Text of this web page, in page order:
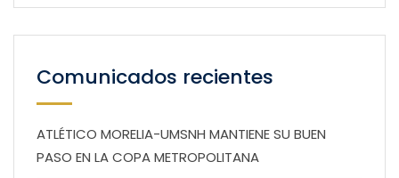
Comunicados recientes
ATLÉTICO MORELIA-UMSNH MANTIENE SU BUEN
PASO EN LA COPA METROPOLITANA